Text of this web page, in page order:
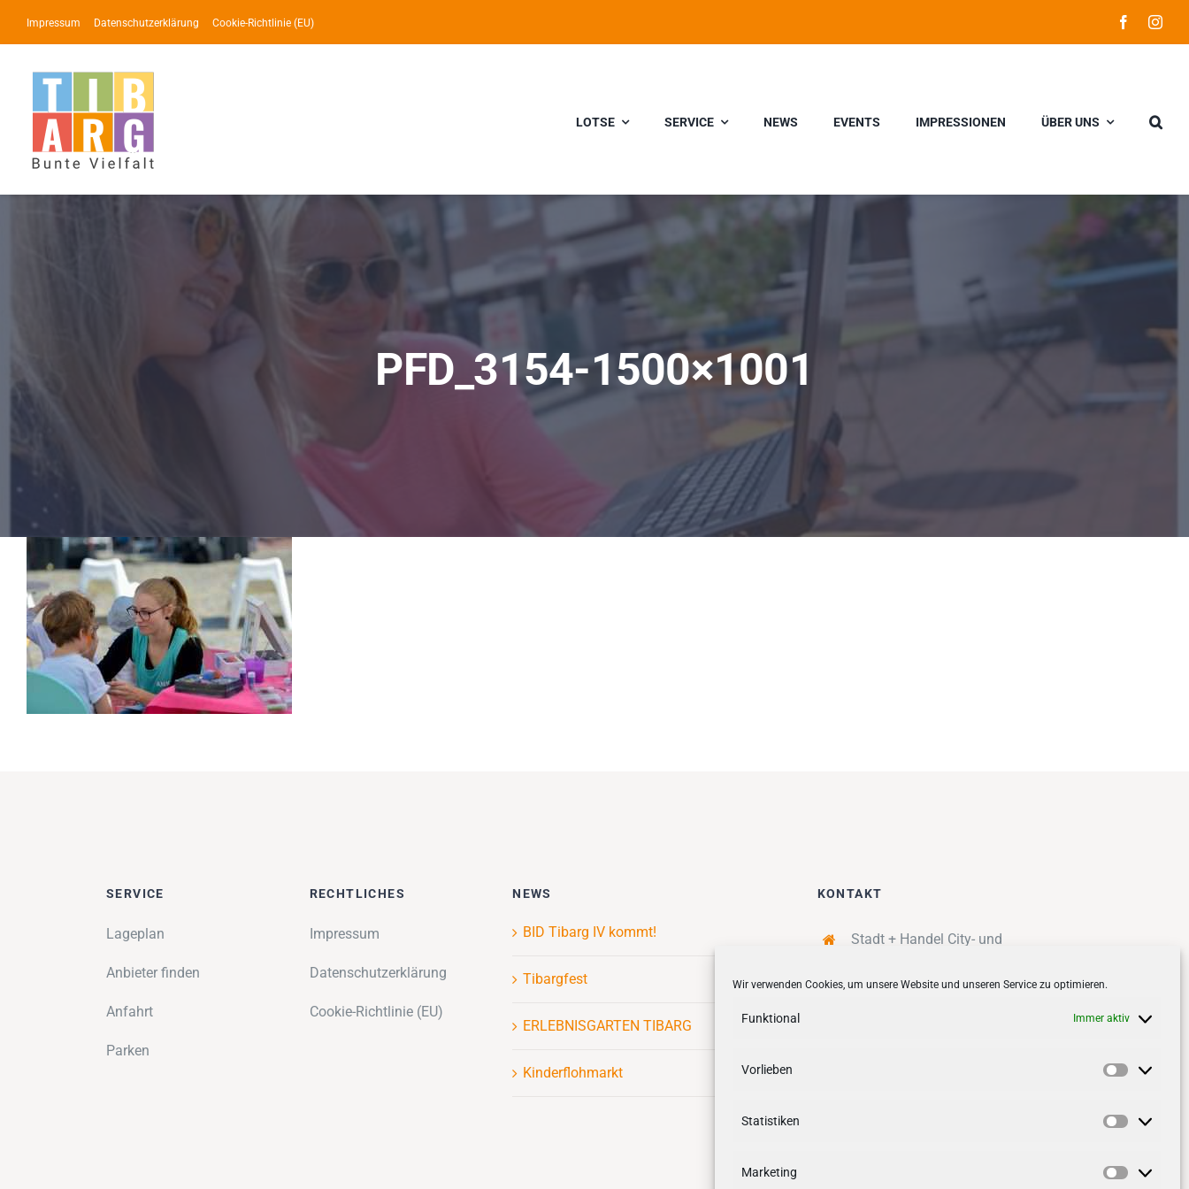
Wir verwenden Cookies, um unsere Website und unseren Service zu optimieren.
Funktional Immer aktiv
Vorlieben
Statistiken
Marketing
Inhalt
springen
Impressum Datenschutzerklärung Cookie-Richtlinie (EU)
LOTSE SERVICE NEWS EVENTS IMPRESSIONEN ÜBER UNS
PFD_3154-1500×1001
SERVICE
Lageplan
Anbieter finden
Anfahrt
Parken
RECHTLICHES
Impressum
Datenschutzerklärung
Cookie-Richtlinie (EU)
NEWS
BID Tibarg IV kommt!
Tibargfest
ERLEBNISGARTEN TIBARG
Kinderflohmarkt
KONTAKT
Stadt + Handel City- und
Quartiersmanagement